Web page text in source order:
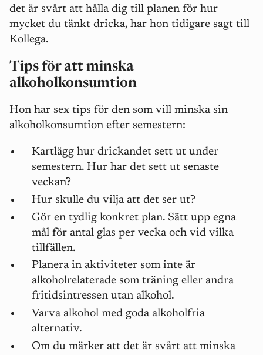
det är svårt att hålla dig till planen för hur
mycket du tänkt dricka, har hon tidigare sagt till
Kollega.
Tips för att minska
alkoholkonsumtion
Hon har sex tips för den som vill minska sin
alkoholkonsumtion efter semestern:
Kartlägg hur drickandet sett ut under
semestern. Hur har det sett ut senaste
veckan?
Hur skulle du vilja att det ser ut?
Gör en tydlig konkret plan. Sätt upp egna
mål för antal glas per vecka och vid vilka
tillfällen.
Planera in aktiviteter som inte är
alkoholrelaterade som träning eller andra
fritidsintressen utan alkohol.
Varva alkohol med goda alkoholfria
alternativ.
Om du märker att det är svårt att minska